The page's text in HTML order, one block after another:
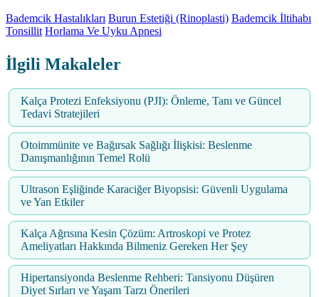
Bademcik Hastalıkları Burun Estetiği (Rinoplasti) Bademcik İltihabı
Tonsillit Horlama Ve Uyku Apnesi
İlgili Makaleler
Kalça Protezi Enfeksiyonu (PJI): Önleme, Tanı ve Güncel
Tedavi Stratejileri
Otoimmünite ve Bağırsak Sağlığı İlişkisi: Beslenme
Danışmanlığının Temel Rolü
Ultrason Eşliğinde Karaciğer Biyopsisi: Güvenli Uygulama
ve Yan Etkiler
Kalça Ağrısına Kesin Çözüm: Artroskopi ve Protez
Ameliyatları Hakkında Bilmeniz Gereken Her Şey
Hipertansiyonda Beslenme Rehberi: Tansiyonu Düşüren
Diyet Sırları ve Yaşam Tarzı Önerileri